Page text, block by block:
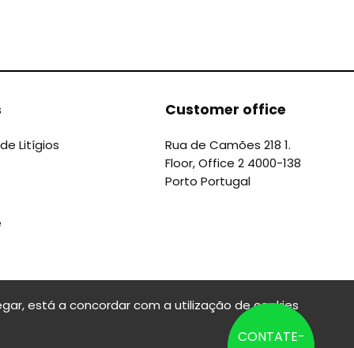
Litígios
Customer office
Rua de Camões 218 1.
Floor, Office 2 4000-138
Porto Portugal
CONTATE-
está a concordar com a utilização de cookies